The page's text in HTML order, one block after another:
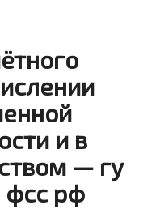
и в
— гу
рф